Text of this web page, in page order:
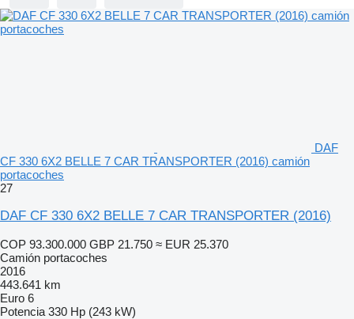
DAF
CF 330 6X2 BELLE 7 CAR TRANSPORTER (2016) camión
portacoches
27
DAF CF 330 6X2 BELLE 7 CAR TRANSPORTER (2016)
COP 93.300.000 GBP 21.750 ≈ EUR 25.370
Camión portacoches
2016
443.641 km
Euro 6
Potencia 330 Hp (243 kW)